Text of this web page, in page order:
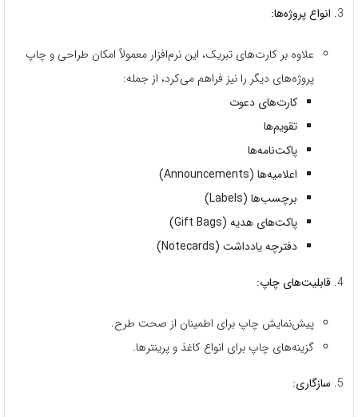
انواع پروژه‌ها:
علاوه بر کارت‌های تبریک، این نرم‌افزار معمولاً امکان طراحی و چاپ
پروژه‌های دیگر را نیز فراهم می‌کرد، از جمله:
کارت‌های دعوت
تقویم‌ها
پاکت‌نامه‌ها
اعلامیه‌ها (Announcements)
برچسب‌ها (Labels)
پاکت‌های هدیه (Gift Bags)
دفترچه یادداشت (Notecards)
قابلیت‌های چاپ:
پیش‌نمایش چاپ برای اطمینان از صحت طرح.
گزینه‌های چاپ برای انواع کاغذ و پرینترها.
سازگاری: